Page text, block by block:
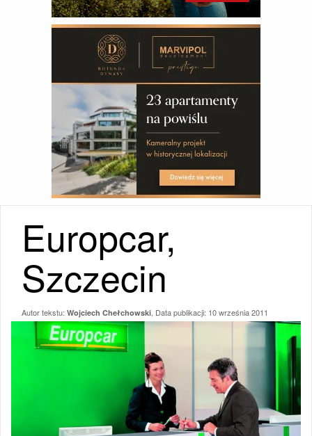
Europcar,
Szczecin
Autor tekstu: Wojciech Chełchowski , Data publikacji: 10 września 2011